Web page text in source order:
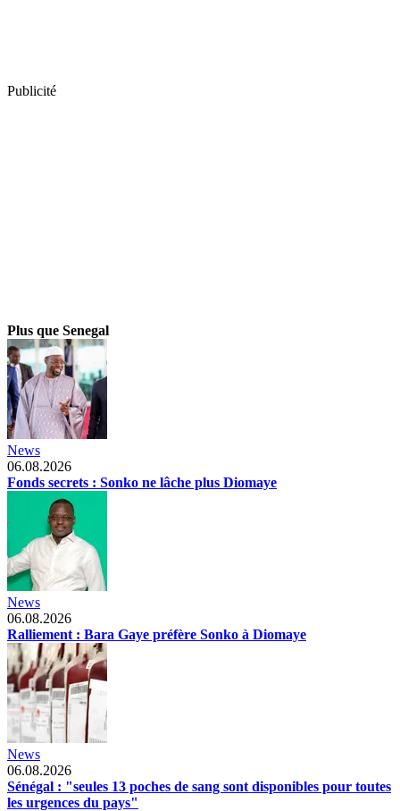
Publicité
Plus que Senegal
News
06.08.2026
Fonds secrets : Sonko ne lâche plus Diomaye
News
06.08.2026
Ralliement : Bara Gaye préfère Sonko à Diomaye
News
06.08.2026
Sénégal : "seules 13 poches de sang sont disponibles pour toutes
les urgences du pays"